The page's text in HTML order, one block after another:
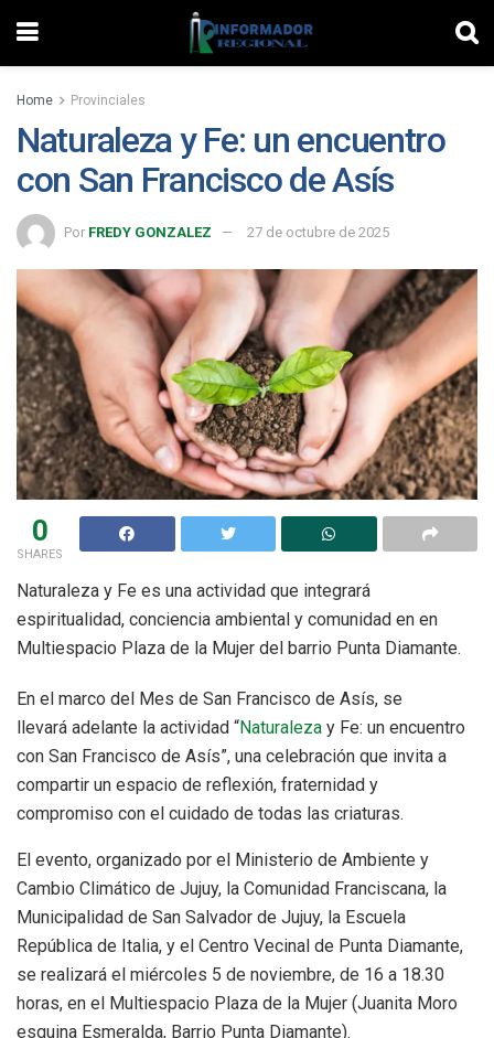
Home Provinciales
Naturaleza y Fe: un encuentro
con San Francisco de Asís
Por FREDY GONZALEZ 27 de octubre de 2025
0
SHARES
Naturaleza y Fe es una actividad que integrará
espiritualidad, conciencia ambiental y comunidad en en
Multiespacio Plaza de la Mujer del barrio Punta Diamante.
En el marco del Mes de San Francisco de Asís, se
llevará adelante la actividad “Naturaleza y Fe: un encuentro
con San Francisco de Asís”, una celebración que invita a
compartir un espacio de reflexión, fraternidad y
compromiso con el cuidado de todas las criaturas.
El evento, organizado por el Ministerio de Ambiente y
Cambio Climático de Jujuy, la Comunidad Franciscana, la
Municipalidad de San Salvador de Jujuy, la Escuela
República de Italia, y el Centro Vecinal de Punta Diamante,
se realizará el miércoles 5 de noviembre, de 16 a 18.30
horas, en el Multiespacio Plaza de la Mujer (Juanita Moro
esquina Esmeralda, Barrio Punta Diamante).